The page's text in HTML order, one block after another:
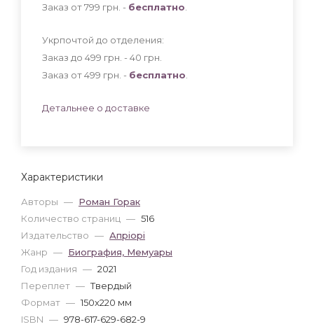
Характеристики
Авторы — Роман Горак
Количество страниц — 516
Издательство — Апріорі
Жанр — Биография, Мемуары
Год издания — 2021
Переплет — Твердый
Формат — 150x220 мм
ISBN — 978-617-629-682-9
Заказ от 799 грн. - бесплатно
Укрпочтой до отделения:
Заказ до 499 грн. - 40 грн
Заказ от 499 грн. - бесплатно
Детальнее о доставке